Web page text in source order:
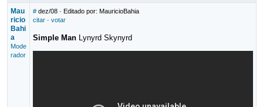
Mau
ricio
Bahi
a
Mode
rador
# dez/08· Editado por: MauricioBahia
citar· votar
Simple ManLynyrd Skynyrd